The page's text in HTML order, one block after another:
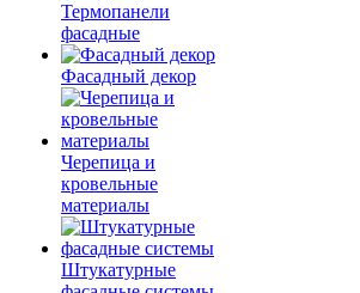
Термопанели
фасадные
Фасадный декор
Черепица и
кровельные
материалы
Штукатурные